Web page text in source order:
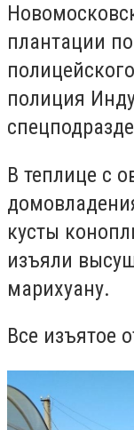
плантации
полиция
В теплице с
кусты
изъяли
марихуану.
Все изъятое